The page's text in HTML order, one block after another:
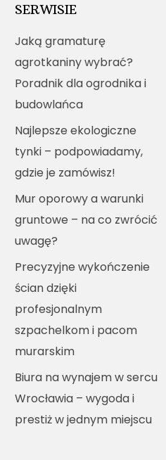
SERWISIE
Jaką gramaturę
agrotkaniny wybrać?
Poradnik dla ogrodnika i
budowlańca
Najlepsze ekologiczne
tynki – podpowiadamy,
gdzie je zamówisz!
Mur oporowy a warunki
gruntowe – na co zwrócić
uwagę?
Precyzyjne wykończenie
ścian dzięki
profesjonalnym
szpachelkom i pacom
murarskim
Biura na wynajem w sercu
Wrocławia – wygoda i
prestiż w jednym miejscu